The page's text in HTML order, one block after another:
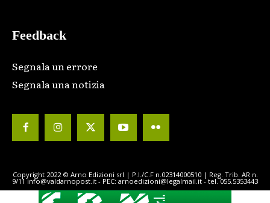
Feedback
Segnala un errore
Segnala una notizia
Copyright 2022 © Arno Edizioni srl | P.I./C.F n.02314000510 | Reg. Trib. AR n.
9/11 info@valdarnopost.it - PEC: arnoedizioni@legalmail.it - tel. 055.5353443